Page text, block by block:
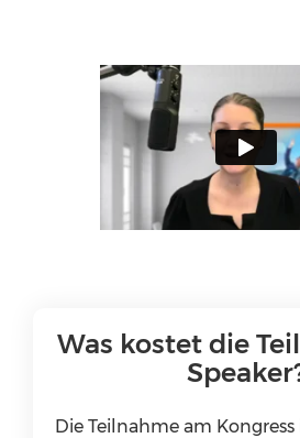
Was kostet die
Die Teilnahme am Kongress